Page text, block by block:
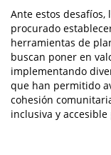
Ante estos
procurado
herramientas de
buscan poner en
implementando
que han permitido
cohesión
inclusiva y